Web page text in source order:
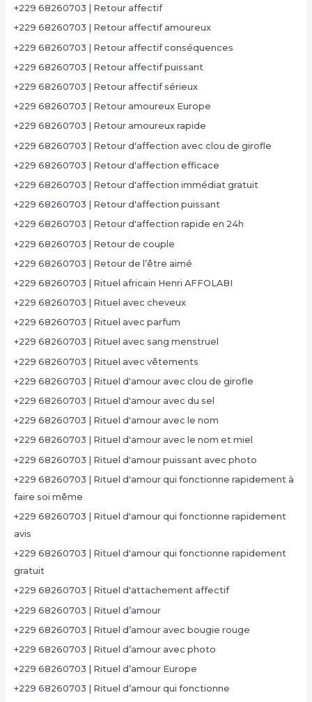
+229 68260703 | Retour affectif
+229 68260703 | Retour affectif amoureux
+229 68260703 | Retour affectif conséquences
+229 68260703 | Retour affectif puissant
+229 68260703 | Retour affectif sérieux
+229 68260703 | Retour amoureux Europe
+229 68260703 | Retour amoureux rapide
+229 68260703 | Retour d'affection avec clou de girofle
+229 68260703 | Retour d'affection efficace
+229 68260703 | Retour d'affection immédiat gratuit
+229 68260703 | Retour d'affection puissant
+229 68260703 | Retour d'affection rapide en 24h
+229 68260703 | Retour de couple
+229 68260703 | Retour de l’être aimé
+229 68260703 | Rituel africain Henri AFFOLABI
+229 68260703 | Rituel avec cheveux
+229 68260703 | Rituel avec parfum
+229 68260703 | Rituel avec sang menstruel
+229 68260703 | Rituel avec vêtements
+229 68260703 | Rituel d'amour avec clou de girofle
+229 68260703 | Rituel d'amour avec du sel
+229 68260703 | Rituel d'amour avec le nom
+229 68260703 | Rituel d'amour avec le nom et miel
+229 68260703 | Rituel d'amour puissant avec photo
+229 68260703 | Rituel d'amour qui fonctionne rapidement à
faire soi même
+229 68260703 | Rituel d'amour qui fonctionne rapidement
avis
+229 68260703 | Rituel d'amour qui fonctionne rapidement
gratuit
+229 68260703 | Rituel d'attachement affectif
+229 68260703 | Rituel d’amour
+229 68260703 | Rituel d’amour avec bougie rouge
+229 68260703 | Rituel d’amour avec photo
+229 68260703 | Rituel d’amour Europe
+229 68260703 | Rituel d’amour qui fonctionne